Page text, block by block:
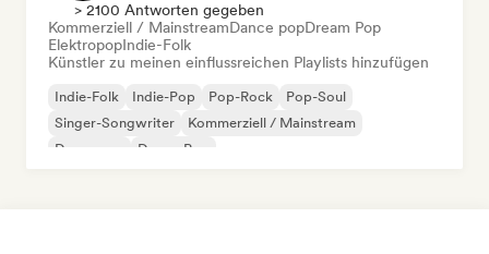
> 2100 Antworten gegeben
Kommerziell / MainstreamDance popDream Pop
ElektropopIndie-Folk
Künstler zu meinen einflussreichen Playlists hinzufügen
Indie-Folk Indie-Pop Pop-Rock
Pop-Soul
Singer-Songwriter
Kommerziell / Mainstream
Dance pop
Dream Pop